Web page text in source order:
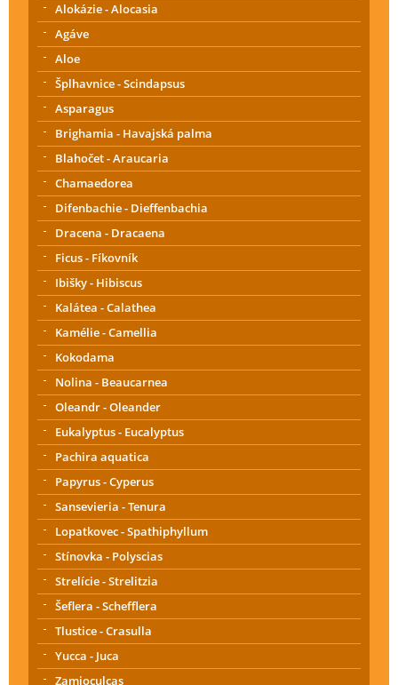
Alokázie - Alocasia
Agáve
Aloe
Šplhavnice - Scindapsus
Asparagus
Brighamia - Havajská palma
Blahočet - Araucaria
Chamaedorea
Difenbachie - Dieffenbachia
Dracena - Dracaena
Ficus - Fíkovník
Ibišky - Hibiscus
Kalátea - Calathea
Kamélie - Camellia
Kokodama
Nolina - Beaucarnea
Oleandr - Oleander
Eukalyptus - Eucalyptus
Pachira aquatica
Papyrus - Cyperus
Sansevieria - Tenura
Lopatkovec - Spathiphyllum
Stínovka - Polyscias
Strelície - Strelitzia
Šeflera - Schefflera
Tlustice - Crasulla
Yucca - Juca
Zamioculcas